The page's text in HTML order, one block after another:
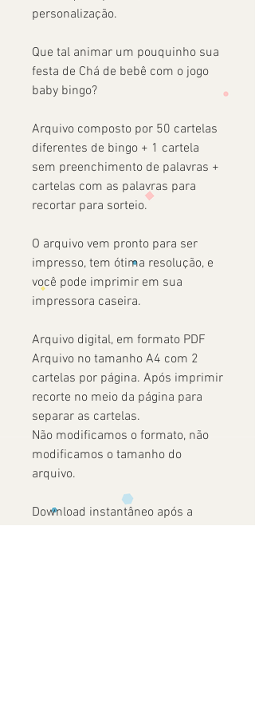
personalização.
Que tal animar um pouquinho sua
festa de Chá de bebê com o jogo
baby bingo?
Arquivo composto por 50 cartelas
diferentes de bingo + 1 cartela
sem preenchimento de palavras +
cartelas com as palavras para
recortar para sorteio.
O arquivo vem pronto para ser
impresso, tem ótima resolução, e
você pode imprimir em sua
impressora caseira.
Arquivo digital, em formato PDF
Arquivo no tamanho A4 com 2
cartelas por página. Após imprimir
recorte no meio da página para
separar as cartelas.
Não modificamos o formato, não
modificamos o tamanho do
arquivo.
Download instantâneo após a